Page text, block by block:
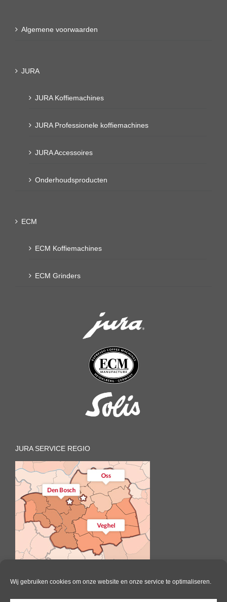
Wij gebruiken cookies om onze website en onze service te optimaliseren.
Algemene voorwaarden
JURA
JURA Koffiemachines
JURA Professionele koffiemachines
JURA Accessoires
Onderhoudsproducten
ECM
ECM Koffiemachines
ECM Grinders
JURA SERVICE REGIO